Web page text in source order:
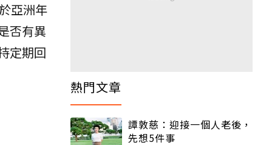
亞洲年
否有異
定期回
熱門文章
譚敦慈：迎接一個人老後，
先想5件事